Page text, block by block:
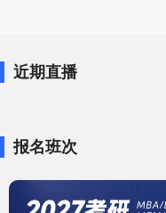
近期直播
报名班次